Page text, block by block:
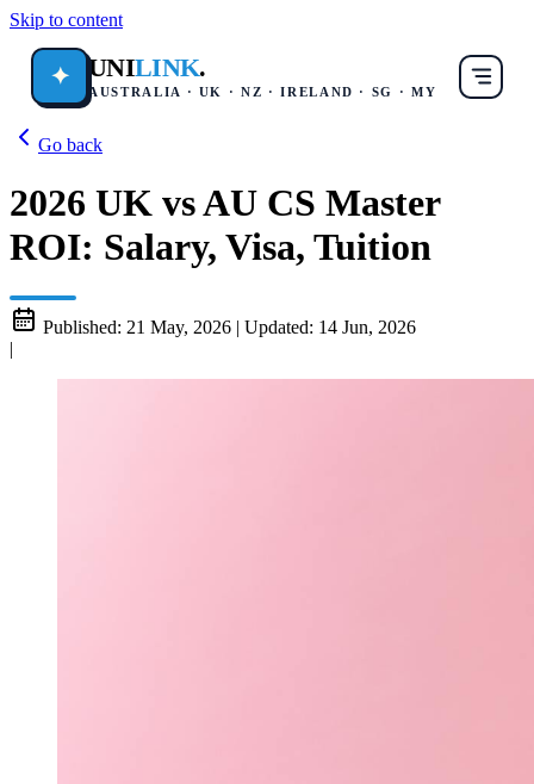
Skip to content
✦ UNILINK.
AUSTRALIA · UK · NZ · IRELAND · SG · MY
Go back
2026 UK vs AU CS Master
ROI: Salary, Visa, Tuition
Published: 21 May, 2026 | Updated: 14 Jun, 2026
|